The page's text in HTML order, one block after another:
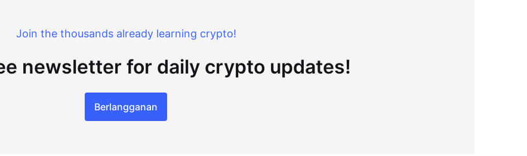
Join the thousands already learning crypto!
newsletter for daily crypto updates!
Berlangganan